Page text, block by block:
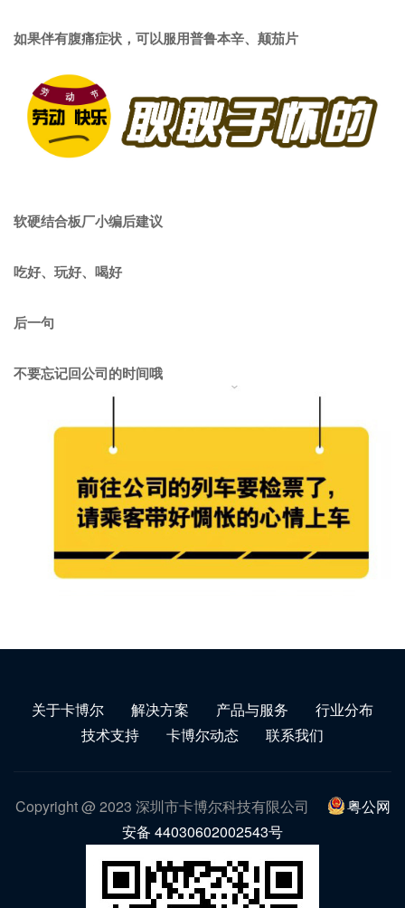
如果伴有腹痛症状，可以服用普鲁本辛、颠茄片
软硬结合板厂小编后建议
吃好、玩好、喝好
后一句
不要忘记回公司的时间哦
关于卡博尔 解决方案 产品与服务
行业分布
技术支持
卡博尔动态 联系我们
Copyright @ 2023 深圳市卡博尔科技有限公司
粤公网
安备 44030602002543号